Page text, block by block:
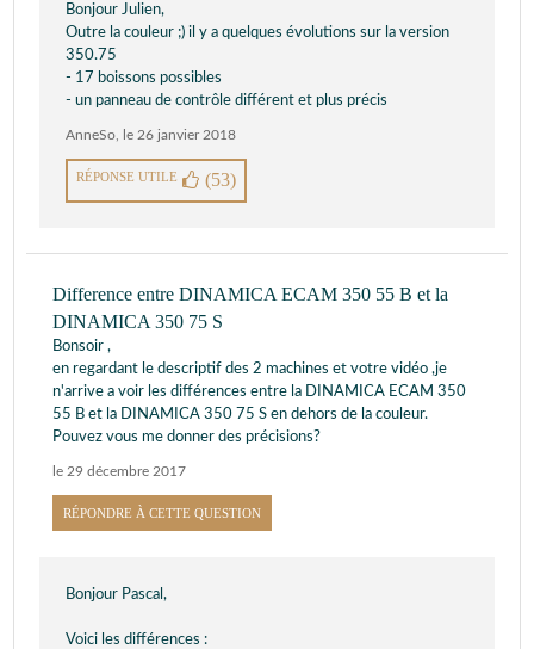
Bonjour Julien,
Outre la couleur ;) il y a quelques évolutions sur la version
350.75
- 17 boissons possibles
- un panneau de contrôle différent et plus précis
AnneSo le 26 janvier 2018
RÉPONSE UTILE (53)
Difference entre DINAMICA ECAM 350 55 B et la
DINAMICA 350 75 S
Bonsoir ,
en regardant le descriptif des 2 machines et votre vidéo ,je
n'arrive a voir les différences entre la DINAMICA ECAM 350
55 B et la DINAMICA 350 75 S en dehors de la couleur.
Pouvez vous me donner des précisions?
le 29 décembre 2017
RÉPONDRE À CETTE QUESTION
Bonjour Pascal,
Voici les différences :